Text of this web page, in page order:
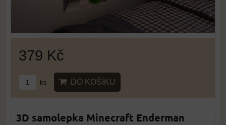
379 Kč
ks DO KOŠÍKU
3D samolepka Minecraft Enderman